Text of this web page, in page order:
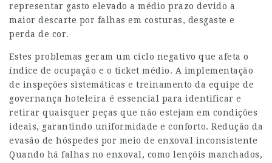
representar gasto elevado a médio prazo devido a
maior descarte por falhas em costuras, desgaste e
perda de cor.
Estes problemas geram um ciclo negativo que afeta o
índice de ocupação e o ticket médio. A implementação
de inspeções sistemáticas e treinamento da equipe de
governança hoteleira é essencial para identificar e
retirar quaisquer peças que não estejam em condições
ideais, garantindo uniformidade e conforto. Redução da
evasão de hóspedes por meio de enxoval inconsistente
Quando há falhas no enxoval, como lençóis manchados,